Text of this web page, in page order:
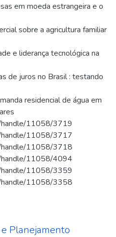
em moeda estrangeira e o
sobre a agricultura familiar
e liderança tecnológica na
de juros no Brasil : testando
residencial de água em
handle/11058/3719
handle/11058/3717
handle/11058/3718
handle/11058/4094
handle/11058/3359
handle/11058/3358
Planejamento